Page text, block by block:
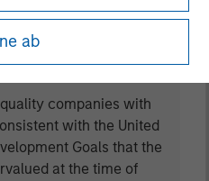
ab
companies with
with the United
Goals that the
at the time of